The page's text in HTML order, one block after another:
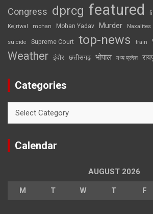
Congress dprcg featured
Kejriwal mohan Mohan Yadav Murder Naxalites
suicide Supreme Court top-news train
Weather इंदौर छत्तीसगढ़ भोपाल मध्य प्रदेश
Categories
Calendar
AUGUST 2026
M T W T F